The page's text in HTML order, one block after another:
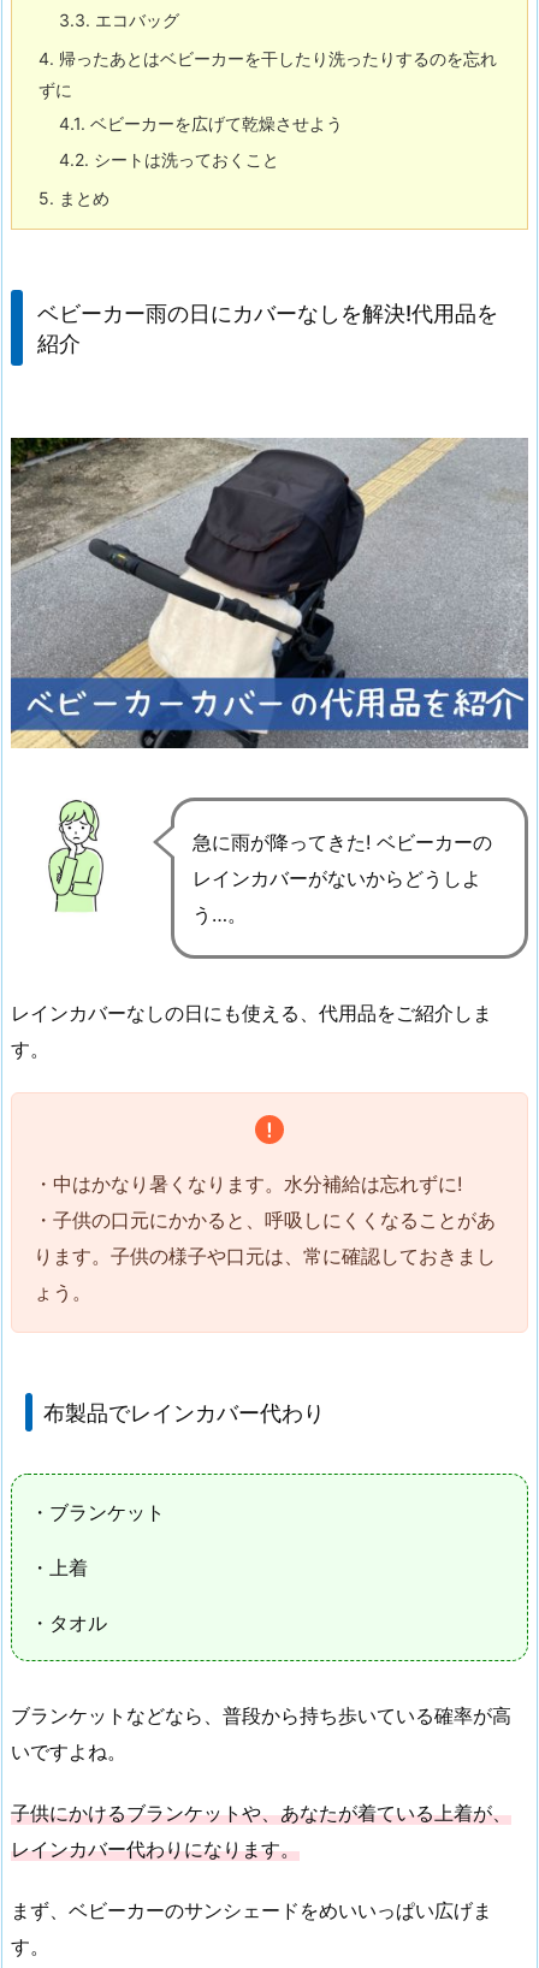
3.3. エコバッグ
4. 帰ったあとはベビーカーを干したり洗ったりするのを忘れ
ずに
4.1. ベビーカーを広げて乾燥させよう
4.2. シートは洗っておくこと
5. まとめ
ベビーカー雨の日にカバーなしを解決!代用品を
紹介
急に雨が降ってきた! ベビーカーの
レインカバーがないからどうしよ
う…。
レインカバーなしの日にも使える、代用品をご紹介しま
す。
・中はかなり暑くなります。水分補給は忘れずに!
・子供の口元にかかると、呼吸しにくくなることがあ
ります。子供の様子や口元は、常に確認しておきまし
ょう。
布製品でレインカバー代わり
・ブランケット
・上着
・タオル
ブランケットなどなら、普段から持ち歩いている確率が高
いですよね。
子供にかけるブランケットや、あなたが着ている上着が、
レインカバー代わりになります。
まず、ベビーカーのサンシェードをめいいっぱい広げま
す。